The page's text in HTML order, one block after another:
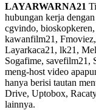
LAYARWARNA21
hubungan kerja
cgvindo,
kawanfilm21,
Layarkaca21, lk21,
Sogafime, savefilm21,
meng-host video
hanya berisi tautan
Drive, Uptobox,
lainnya.